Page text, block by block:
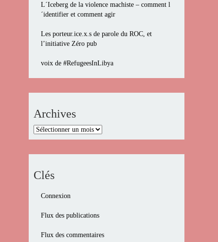
L´Iceberg de la violence machiste – comment l
´identifier et comment agir
Les porteur.ice.x.s de parole du ROC, et
l’initiative Zéro pub
voix de #RefugeesInLibya
Archives
Archives
Clés
Connexion
Flux des publications
Flux des commentaires